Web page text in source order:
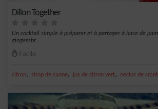
Dillon Together
Un cocktail simple à préparer et à partager à base de
gingembr...
Facile
citron, sirop de canne, jus de citron vert, nectar de